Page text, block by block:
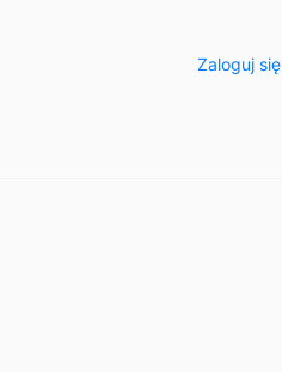
Zaloguj się